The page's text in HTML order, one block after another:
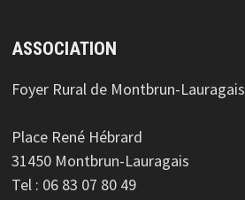
ASSOCIATION
Foyer Rural de Montbrun-Lauragais
Place René Hébrard
31450 Montbrun-Lauragais
Tel : 06 83 07 80 49